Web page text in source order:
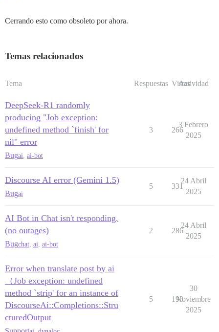
Cerrando esto como obsoleto por ahora.
Temas relacionados
Tema Respuestas Vistas
Actividad
DeepSeek-R1 randomly
producing "Job exception:
undefined method `finish' for
nil" error
Bugai ai-bot
3 266
3 Febrero
2025
Discourse AI error (Gemini 1.5)
Bugai
5 331
24 Abril
2025
AI Bot in Chat isn't responding.
(no outages)
Bugchat ai ai-bot
2 286
24 Abril
2025
Error when translate post by ai
（Job exception: undefined
method `strip' for an instance of
DiscourseAi::Completions::Stru
cturedOutput
5 193
30
Noviembre
2025